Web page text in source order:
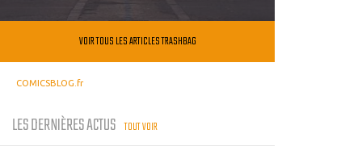
VOIR TOUS LES ARTICLES TRASHBAG
COMICSBLOG.fr
LES DERNIÈRES ACTUS TOUT VOIR